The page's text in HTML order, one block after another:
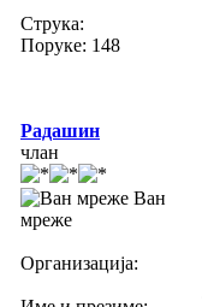
Струка:
Поруке: 148
Радашин
члан
Ван
мреже
Организација: